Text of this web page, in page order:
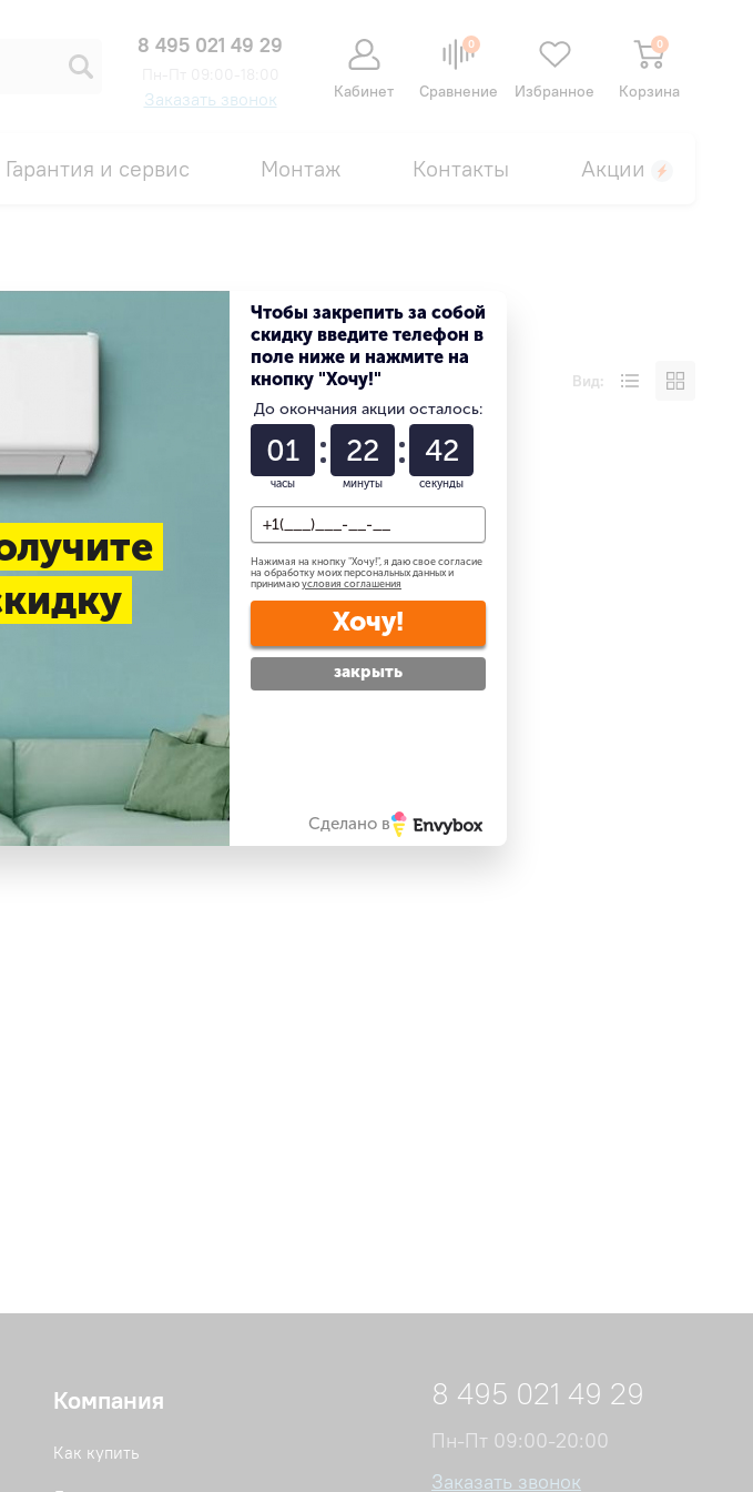
8 495 021 49 29
Заказать звонок Кабинет
0
Сравнение Избранное
0
Корзина
Гарантия и сервис Монтаж Контакты Акции
Вид:
Компания
Как купить
8 495 021 49 29
Пн-Пт 09:00-20:00
Заказать звонок
Чтобы закрепить за собой
скидку введите телефон в
поле ниже и нажмите на
кнопку "Хочу!"
До окончания акции осталось:
01
часы
22
минуты
42
секунды
Нажимая на кнопку "Хочу!", я даю свое согласие
на обработку моих персональных данных и
принимаю условия соглашения
Хочу!
закрыть
Сделано в